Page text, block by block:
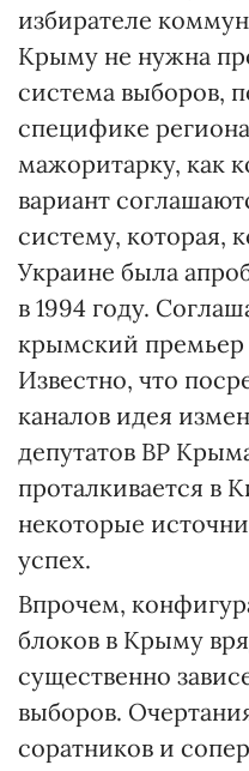
избирателе
Крыму не нужна
система выборов,
специфике
мажоритарку, как
вариант
систему, которая,
Украине была
в 1994 году.
крымский премьер
Известно, что
каналов идея
депутатов ВР
проталкивается в
некоторые
успех.
Впрочем,
блоков в Крыму
существенно
выборов.
соратников и